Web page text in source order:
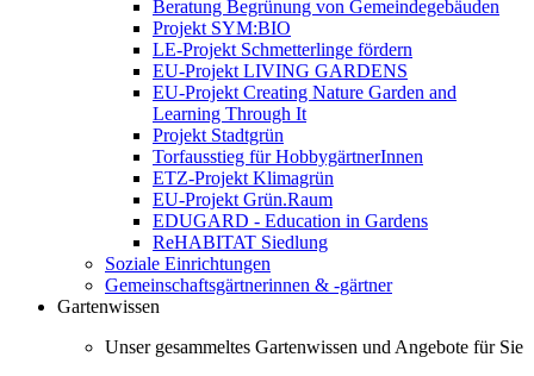
Beratung Begrünung von Gemeindegebäuden
Projekt SYM:BIO
LE-Projekt Schmetterlinge fördern
EU-Projekt LIVING GARDENS
EU-Projekt Creating Nature Garden and
Learning Through It
Projekt Stadtgrün
Torfausstieg für HobbygärtnerInnen
ETZ-Projekt Klimagrün
EU-Projekt Grün.Raum
EDUGARD - Education in Gardens
ReHABITAT Siedlung
Soziale Einrichtungen
Gemeinschaftsgärtnerinnen & -gärtner
Gartenwissen
Unser gesammeltes Gartenwissen und Angebote für Sie